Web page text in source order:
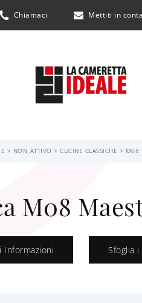
Chiamaci Mettiti in
> NON_ATTIVO > CUCINE CLASSICHE > M08
M08
Informazioni Sfoglia i